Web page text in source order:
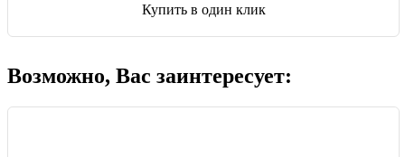
Купить в один клик
Возможно, Вас заинтересует: